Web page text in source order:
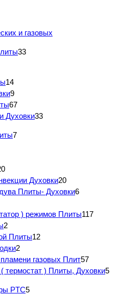
и газовых
33
14
9
67
Духовки33
7
Духовки20
Плиты- Духовки6
) режимов Плиты117
2
Плиты12
2
газовых Плит57
термостат ) Плиты, Духовки5
PTC5